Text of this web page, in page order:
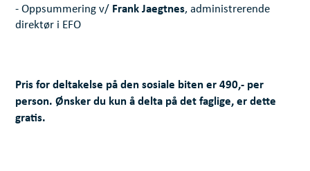
- Oppsummering v/ Frank Jaegtnes, administrerende
direktør i EFO
Pris for deltakelse på den sosiale biten er 490,- per
person. Ønsker du kun å delta på det faglige, er dette
gratis.